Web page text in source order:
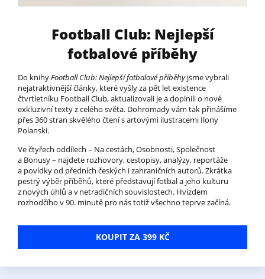
Football Club: Nejlepší
fotbalové příběhy
Do knihyFootball Club: Nejlepší fotbalové příběhyjsme vybrali
nejatraktivnější články, které vyšly za pět let existence
čtvrtletníku Football Club, aktualizovali je a doplnili o nové
exkluzivní texty z celého světa. Dohromady vám tak přinášíme
přes 360 stran skvělého čtení s artovými ilustracemi Ilony
Polanski.
Ve čtyřech oddílech – Na cestách, Osobnosti, Společnost
a Bonusy – najdete rozhovory, cestopisy, analýzy, reportáže
a povídky od předních českých i zahraničních autorů. Zkrátka
pestrý výběr příběhů, které představují fotbal a jeho kulturu
z nových úhlů a v netradičních souvislostech. Hvizdem
rozhodčího v 90. minutě pro nás totiž všechno teprve začíná.
KOUPIT ZA 399 KČ